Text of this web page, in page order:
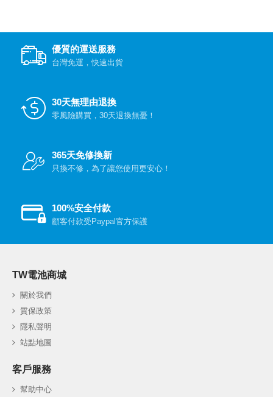
優質的運送服務
台灣免運，快速出貨
30天無理由退換
零風險購買，30天退換無憂！
365天免修換新
只換不修，為了讓您使用更安心！
100%安全付款
顧客付款受Paypal官方保護
TW電池商城
關於我們
質保政策
隱私聲明
站點地圖
客戶服務
幫助中心